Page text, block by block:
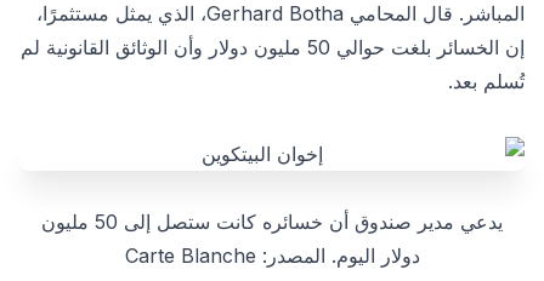
المباشر. قال المحامي Gerhard Botha، الذي يمثل مستثمرًا،
إن الخسائر بلغت حوالي 50 مليون دولار وأن الوثائق القانونية لم
تُسلم بعد.
يدعي مدير صندوق أن خسائره كانت ستصل إلى 50 مليون
دولار اليوم. المصدر: Carte Blanche